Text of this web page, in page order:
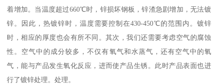
着增加。当温度超过660℃时，锌损坏钢板，锌渣急剧增加，无法镀
锌。因此，热镀锌时，温度需要控制在430-450℃的范围内。镀锌
时，相应的厚度也会有所不同。其次，我们还需要考虑空气的腐蚀
性。空气中的成分较多，不仅有氧气和水蒸气，还有空气中的氧
气，能与产品发生氧化反应，进而使产品生锈。此时产品表面也进
行了镀锌处理。处理。